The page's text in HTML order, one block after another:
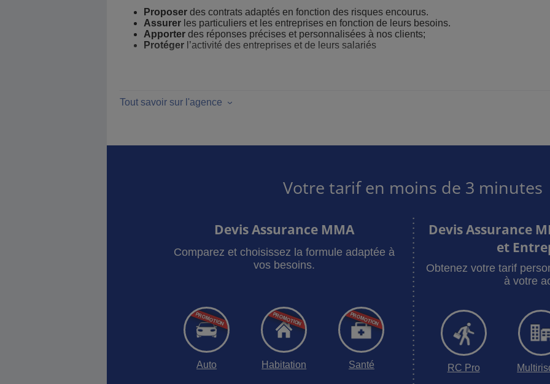
Proposerdes contrats adaptés en fonction des risques encourus.
Assurerles particuliers et les entreprises en fonction de leurs besoins.
Apporterdes réponses précises et personnalisées à nos clients;
Protégerl’activité des entreprises et de leurs salariés
Savoir Faire: depuis 1923, MBB Assurances est partenaire des entreprises. Nous
coûts et de payer les services que vous choisissez uniquement. Ainsi vous bénéficier de
Tout savoir sur l'agence
Votre tarif en moins de 3 minutes
Devis Assurance MMA
Comparez et choisissez la formule adaptée à
vos besoins.
Auto Habitation Santé
Devis Assurance
et
Obtenez votre tarif
à votre
RC Pro